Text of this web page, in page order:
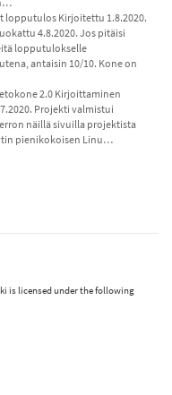
lopputulos Kirjoitettu 1.8.2020.
4.8.2020. Jos pitäisi
lopputulokselle
antaisin 10/10. Kone on
2.0 Kirjoittaminen
Projekti valmistui
näillä sivuilla projektista
pienikokoisen Linu…
is licensed under the following